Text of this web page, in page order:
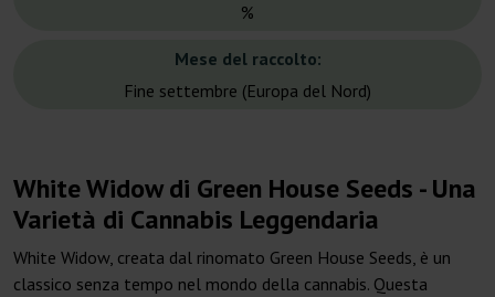
%
Mese del raccolto:
Fine settembre (Europa del Nord)
White Widow di Green House Seeds - Una
Varietà di Cannabis Leggendaria
White Widow, creata dal rinomato Green House Seeds, è un
classico senza tempo nel mondo della cannabis. Questa